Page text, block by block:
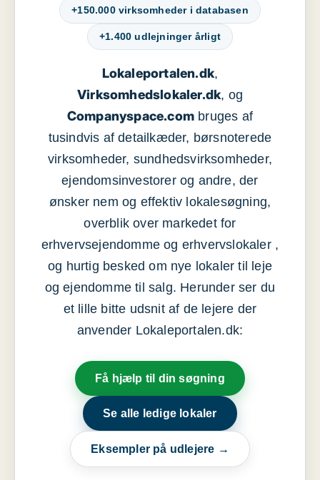
+150.000 virksomheder i databasen
+1.400 udlejninger årligt
Lokaleportalen.dk,
Virksomhedslokaler.dk, og
Companyspace.com bruges af
tusindvis af detailkæder, børsnoterede
virksomheder, sundhedsvirksomheder,
ejendomsinvestorer og andre, der
ønsker nem og effektiv lokalesøgning,
overblik over markedet for
erhvervsejendomme og erhvervslokaler ,
og hurtig besked om nye lokaler til leje
og ejendomme til salg. Herunder ser du
et lille bitte udsnit af de lejere der
anvender Lokaleportalen.dk:
Få hjælp til din søgning
Se alle ledige lokaler
Eksempler på udlejere →